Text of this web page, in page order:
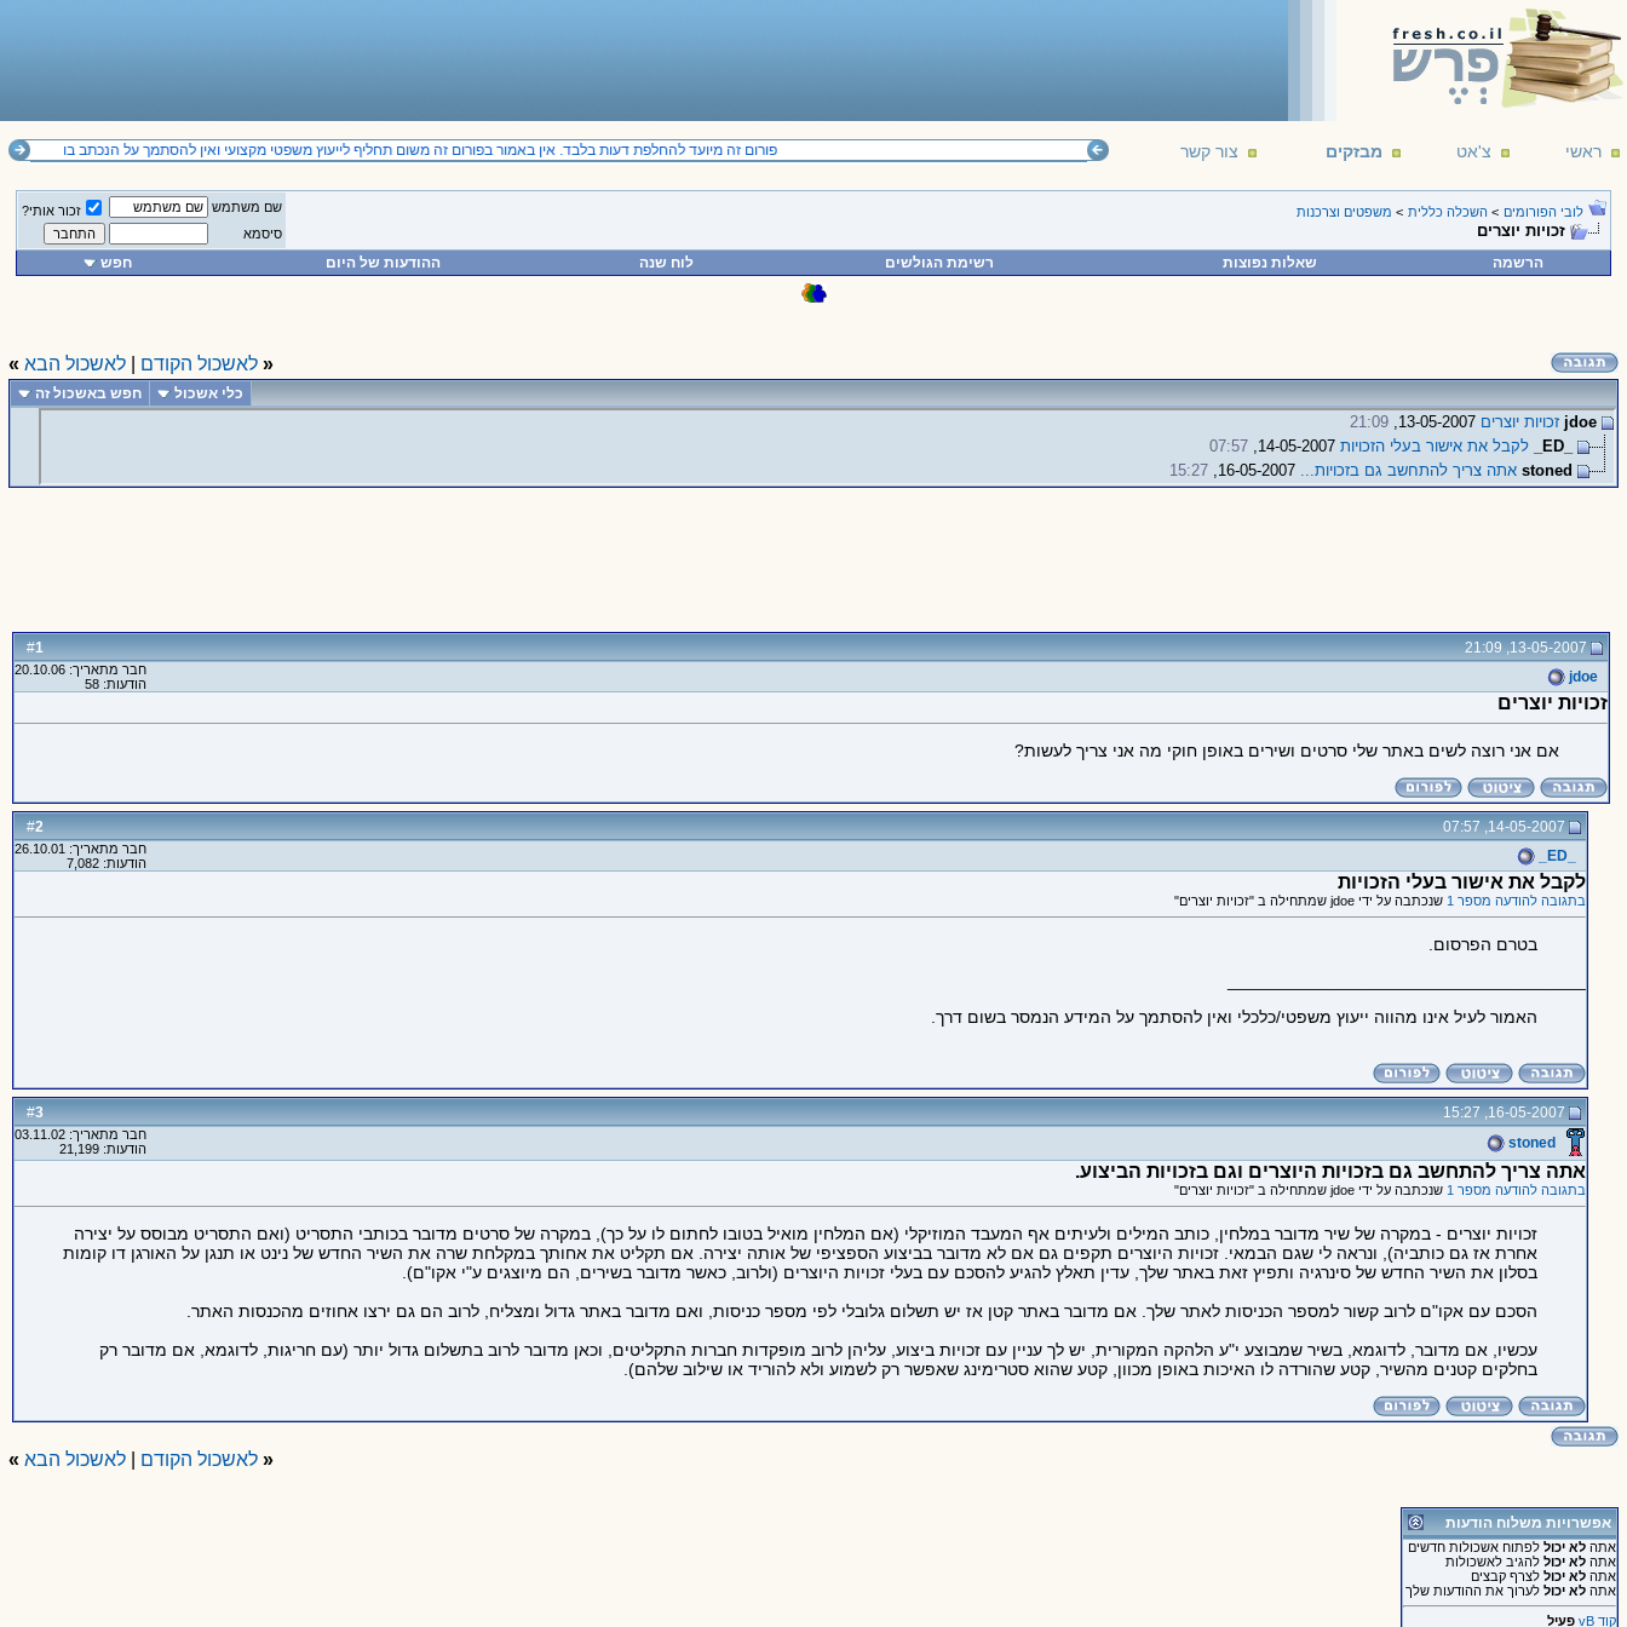
ראשי צ'אט מבזקים צור קשר פורום זה מיועד להחלפת דעות בלבד. אין באמור בפורום זה משום תחליף לייעוץ משפטי מקצועי ואין להסתמך על הנכתב בו
לובי הפורומים > השכלה כללית > משפטים וצרכנות
זכויות יוצרים
שם משתמש
זכור אותי?
סיסמא
הרשמה שאלות נפוצות רשימת הגולשים לוח שנה ההודעות של היום חפש
« לאשכול הקודם לאשכול הבא »
כלי אשכול חפש באשכול זה
jdoe זכויות יוצרים
21:09
לקבל את אישור בעלי הזכויות14-05-2007,
07:57
stoned אתה צריך להתחשב גם בזכויות... 15:27
#
1
13-05-2007, 21:09
jdoe
חבר מתאריך: 20.10.06
הודעות: 58
זכויות יוצרים
אם אני רוצה לשים באתר שלי סרטים ושירים באופן חוקי מה אני צריך לעשות?
#
2
14-05-2007, 07:57
חבר מתאריך: 26.10.01
הודעות: 7,082
לקבל את אישור בעלי הזכויות
בתגובה להודעה מספר 1 שנכתבה על ידי jdoe שמתחילה ב "זכויות יוצרים"
בטרם הפרסום.
האמור לעיל אינו מהווה ייעוץ משפטי/כלכלי ואין להסתמך על המידע הנמסר בשום דרך.
#
3
16-05-2007, 15:27
stoned
חבר מתאריך: 03.11.02
הודעות: 21,199
אתה צריך להתחשב גם בזכויות היוצרים וגם בזכויות הביצוע.
בתגובה להודעה מספר 1 שנכתבה על ידי jdoe שמתחילה ב "זכויות יוצרים"
זכויות יוצרים - במקרה של שיר מדובר במלחין, כותב המילים ולעיתים אף המעבד המוזיקלי (אם המלחין מואיל בטובו לחתום לו על כך), במקרה של סרטים מדובר בכותבי התסריט (ואם התסריט מבוסס על יצירה
אחרת אז גם כותביה), ונראה לי שגם הבמאי. זכויות היוצרים תקפים גם אם לא מדובר בביצוע הספציפי של אותה יצירה. אם תקליט את אחותך במקלחת שרה את השיר החדש של נינט או תנגן על האורגן דו קומות
בסלון את השיר החדש של סינרגיה ותפיץ זאת באתר שלך, עדין תאלץ להגיע להסכם עם בעלי זכויות היוצרים (ולרוב, כאשר מדובר בשירים, הם מיוצגים ע"י אקו"ם).
הסכם עם אקו"ם לרוב קשור למספר הכניסות לאתר שלך. אם מדובר באתר קטן אז יש תשלום גלובלי לפי מספר כניסות, ואם מדובר באתר גדול ומצליח, לרוב הם גם ירצו אחוזים מהכנסות האתר.
עכשיו, אם מדובר, לדוגמא, בשיר שמבוצע י"ע הלהקה המקורית, יש לך עניין עם זכויות ביצוע, עליהן לרוב מופקדות חברות התקליטים, וכאן מדובר לרוב בתשלום גדול יותר (עם חריגות, לדוגמא, אם מדובר רק
בחלקים קטנים מהשיר, קטע שהורדה לו האיכות באופן מכוון, קטע שהוא סטרימינג שאפשר רק לשמוע ולא להוריד או שילוב שלהם).
« לאשכול הקודם |לאשכול הבא »
אפשרויות משלוח הודעות
אתה לא יכוללפתוח אשכולות חדשים
אתה לא יכוללהגיב לאשכולות
אתה לא יכוללצרף קבצים
אתה לא יכוללערוך את ההודעות שלך
קוד vB פעיל